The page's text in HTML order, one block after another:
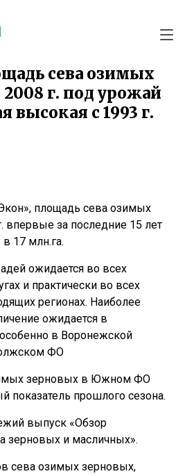
сева озимых
г. под урожай
высокая с 1993 г.
площадь сева озимых
впервые за последние 15 лет
17 млн.га.
ожидается во всех
и практически во всех
регионах. Наиболее
ожидается в
в Воронежской
ФО
зерновых в Южном ФО
показатель прошлого сезона.
выпуск «Обзор
зерновых и масличных».
сева озимых зерновых,